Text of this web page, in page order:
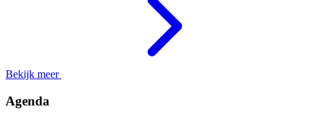
Bekijk meer
Agenda